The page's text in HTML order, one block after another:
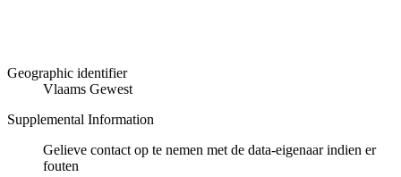
Geographic identifier
Vlaams Gewest
Supplemental Information
Gelieve contact op te nemen met de data-eigenaar indien er
fouten